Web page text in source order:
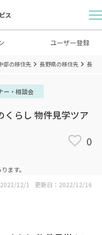
ス
ユーザー登録
部の移住先 長野県の移住先 長野
ー・相談会
くらし 物件見学ツア
0
ます。
12/1
更新日：2022/12/16